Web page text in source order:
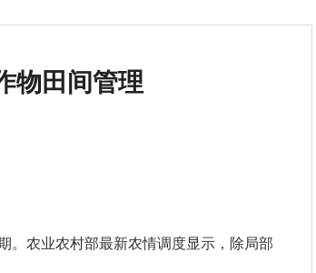
物田间管理
。农业农村部最新农情调度显示，除局部